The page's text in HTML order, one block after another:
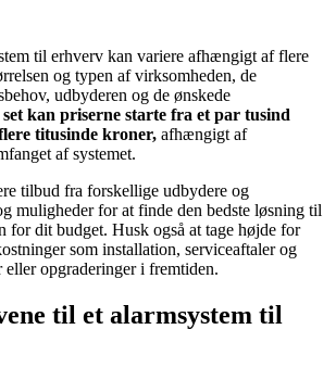
til erhverv kan variere afhængigt af flere
og typen af virksomheden, de
udbyderen og de ønskede
kan priserne starte fra et par tusind
titusinde kroner, afhængigt af
af systemet.
tilbud fra forskellige udbydere og
muligheder for at finde den bedste løsning til
for dit budget. Husk også at tage højde for
som installation, serviceaftaler og
eller opgraderinger i fremtiden.
til et alarmsystem til